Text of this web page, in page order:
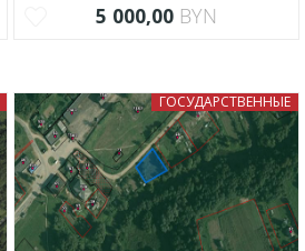
5 000,00 BYN
ГОСУДАРСТВЕННЫЕ